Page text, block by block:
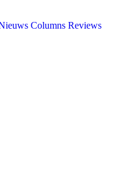
Columns Reviews